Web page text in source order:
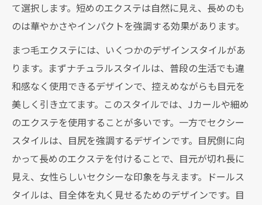
て選択します。短めのエクステは自然に見え、長めのも
のは華やかさやインパクトを強調する効果があります。
まつ毛エクステには、いくつかのデザインスタイルがあ
ります。まずナチュラルスタイルは、普段の生活でも違
和感なく使用できるデザインで、控えめながらも目元を
美しく引き立てます。このスタイルでは、Jカールや細め
のエクステを使用することが多いです。一方でセクシー
スタイルは、目尻を強調するデザインです。目尻側に向
かって長めのエクステを付けることで、目元が切れ長に
見え、女性らしいセクシーな印象を与えます。ドールス
タイルは、目全体を丸く見せるためのデザインです。目